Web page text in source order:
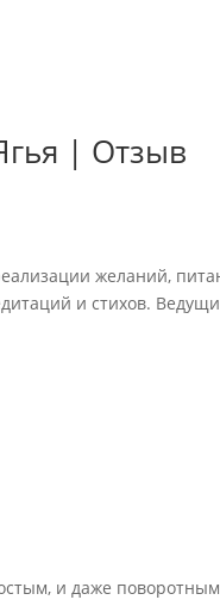
| Отзыв
желаний,
и стихов.
и даже